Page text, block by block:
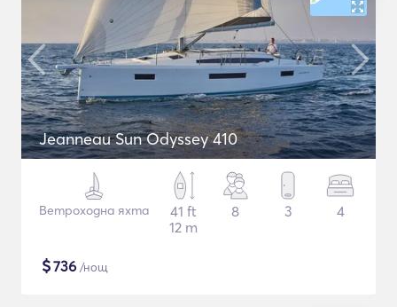
Jeanneau Sun Odyssey 410
Ветроходна яхта
41 ft
12 m
8 3 4
$736 /нощ